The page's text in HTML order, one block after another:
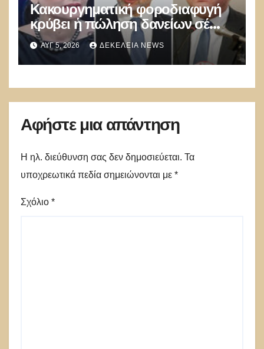
Κακουργηματική φοροδιαφυγή
κρύβει ἡ πώληση δανείων σέ
funds
ΑΥΓ 5, 2026 ΔΕΚΈΛΕΙΑ NEWS
Αφήστε μια απάντηση
Η ηλ. διεύθυνση σας δεν δημοσιεύεται. Τα
υποχρεωτικά πεδία σημειώνονται με *
Σχόλιο *